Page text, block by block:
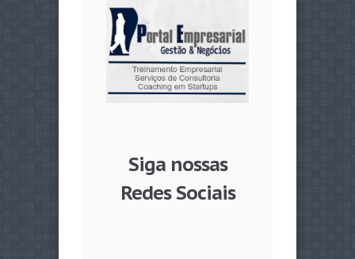
Siga nossas
Redes Sociais